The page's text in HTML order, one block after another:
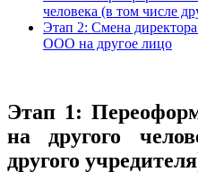
человека (в том числе
Этап 2: Смена
ООО на другое лицо
Этап 1:
на другого
другого